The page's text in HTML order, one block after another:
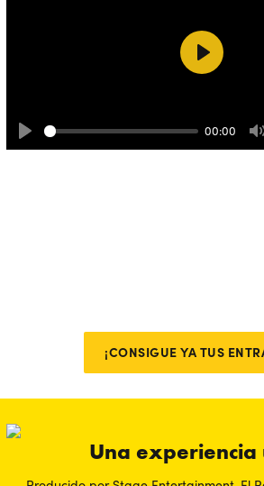
¡CONSIGUE YA TUS
Play
00:00
Play
Una experiencia